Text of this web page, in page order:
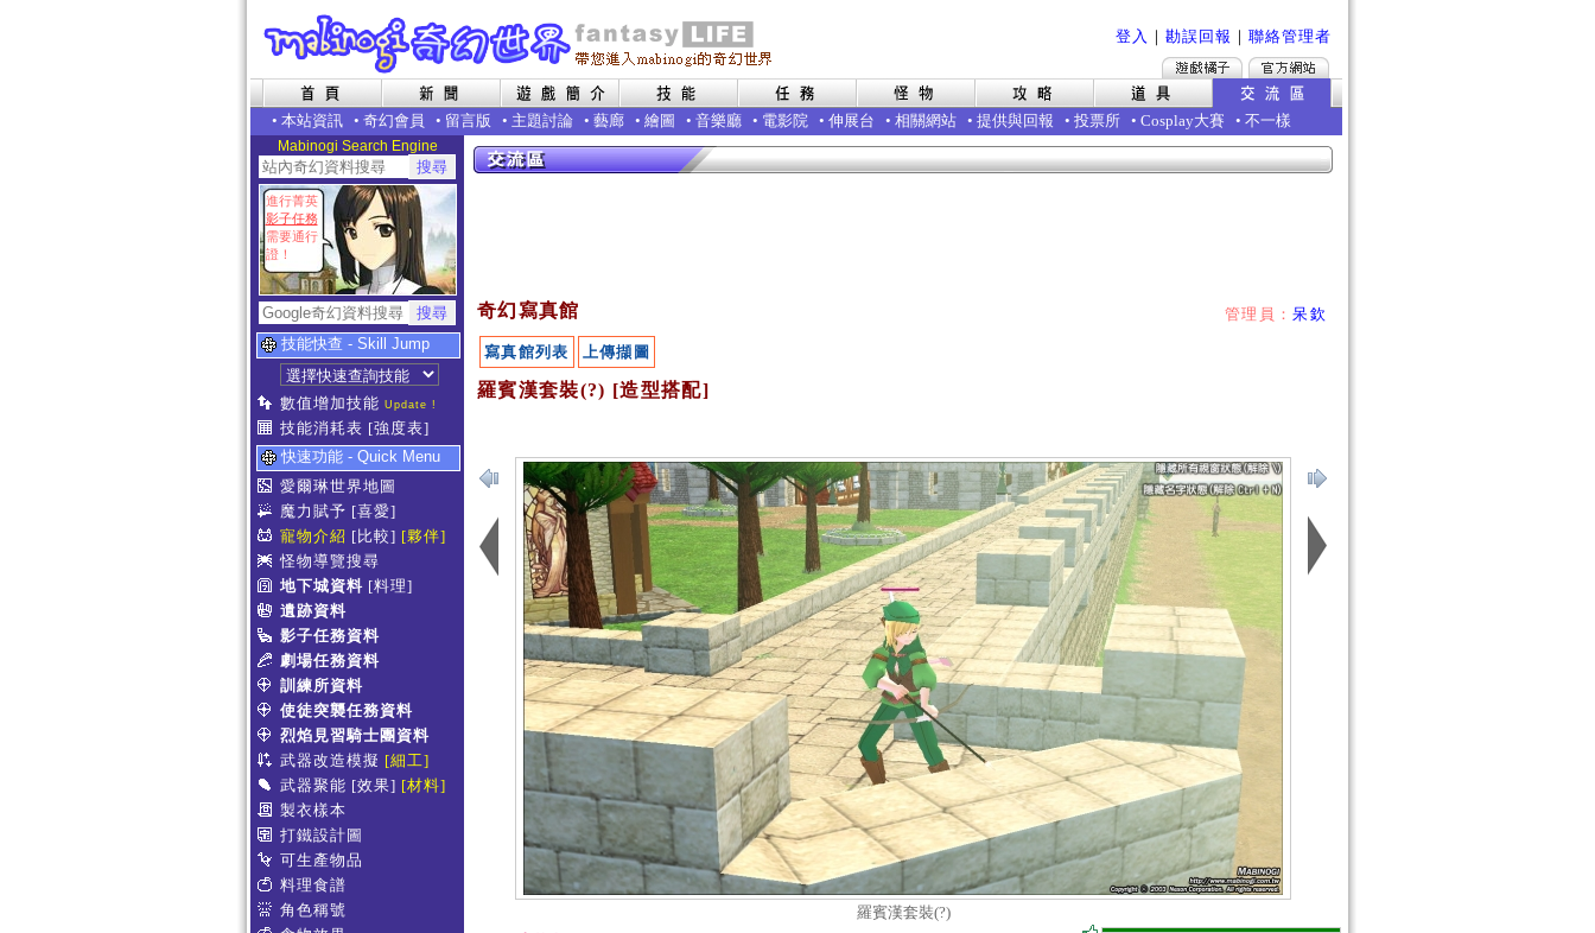
登入 ｜ 勘誤回報 ｜ 聯絡管理者
• 本站資訊 • 奇幻會員 • 留言版 • 主題討論 • 藝廊 • 繪圖 • 音樂廳 • 電影院 • 伸展台 • 相關網站 • 提供與回報 • 投票所 • Cosplay大賽 • 不一樣
Mabinogi Search Engine
進行菁英
影子任務
需要通行
證！
技能快查 - Skill Jump
數值增加技能 Update !
技能消耗表 [強度表]
快速功能 - Quick Menu
愛爾琳世界地圖
魔力賦予 [喜愛]
寵物介紹 [比較] [夥伴]
怪物導覽搜尋
地下城資料 [料理]
遺跡資料
影子任務資料
劇場任務資料
訓練所資料
使徒突襲任務資料
烈焰見習騎士團資料
武器改造模擬 [細工]
武器聚能 [效果] [材料]
製衣樣本
打鐵設計圖
可生產物品
料理食譜
角色稱號
管理員：呆欽
奇幻寫真館
寫真館列表 上傳擷圖
羅賓漢套裝(?) [造型搭配]
羅賓漢套裝(?)